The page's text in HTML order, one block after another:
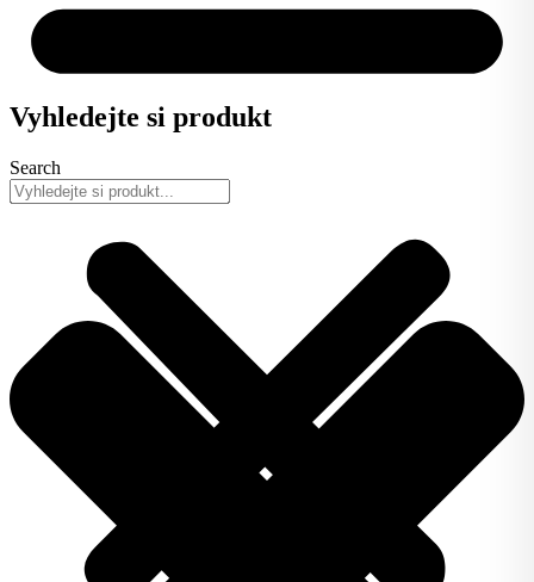
Vyhledejte si produkt
Search